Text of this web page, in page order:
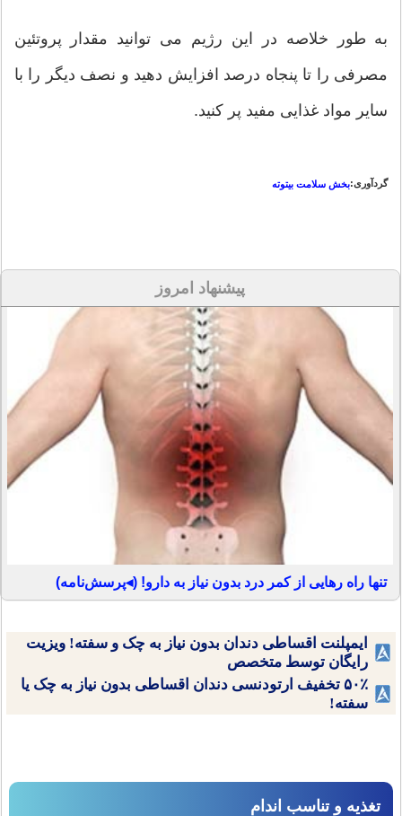
به طور خلاصه در این رژیم می توانید مقدار پروتئین
مصرفی را تا پنجاه درصد افزایش دهید و نصف دیگر را با
سایر مواد غذایی مفید پر کنید.
گردآوری:بخش سلامت بیتوته
پیشنهاد امروز
تنها راه رهایی از کمر درد بدون نیاز به دارو! (◂پرسش‌نامه)
ایمپلنت اقساطی دندان بدون نیاز به چک و سفته! ویزیت
رایگان توسط متخصص
۵۰٪ تخفیف ارتودنسی دندان اقساطی بدون نیاز به چک یا
سفته!
تغذیه و تناسب اندام